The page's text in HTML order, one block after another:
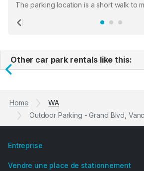
The parking location is a short walk to
the staff who serve as a third party in
Previous
Other car park rentals like this:
Previous
Home
WA
Outdoor Parking - Grand Blvd,
Entreprise
Vendre une place de stationnement